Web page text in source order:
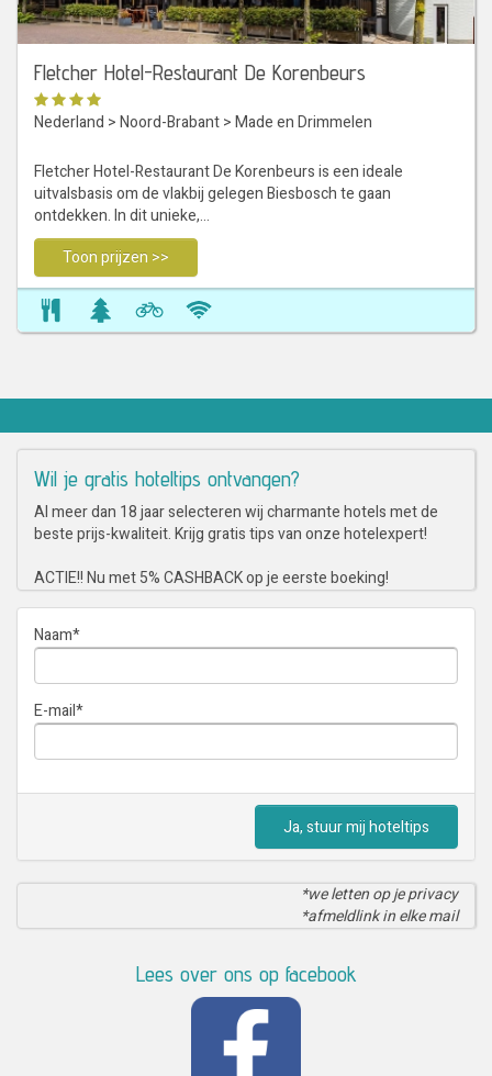
Fletcher Hotel-Restaurant De Korenbeurs
Nederland >Noord-Brabant>Made en Drimmelen
Fletcher Hotel-Restaurant De Korenbeurs is een ideale
uitvalsbasis om de vlakbij gelegen Biesbosch te gaan
ontdekken. In dit unieke,…
Toon prijzen >>
Wil je gratis hoteltips ontvangen?
Al meer dan 18 jaar selecteren wij charmante hotels met de
beste prijs-kwaliteit. Krijg gratis tips van onze hotelexpert!
ACTIE!! Nu met 5% CASHBACK op je eerste boeking!
Naam*
E-mail*
Ja, stuur mij hoteltips
*we letten op je privacy
*afmeldlink in elke mail
Lees over ons op facebook